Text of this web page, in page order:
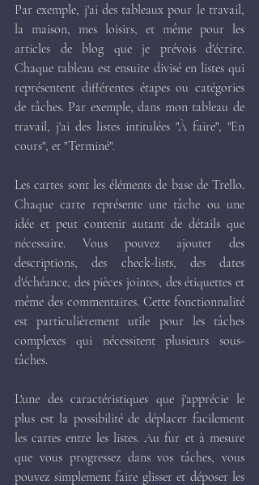
Par exemple, j'ai des tableaux pour le travail,
la maison, mes loisirs, et même pour les
articles de blog que je prévois d'écrire.
Chaque tableau est ensuite divisé en listes qui
représentent différentes étapes ou catégories
de tâches. Par exemple, dans mon tableau de
travail, j'ai des listes intitulées "À faire", "En
cours", et "Terminé".
Les cartes sont les éléments de base de Trello.
Chaque carte représente une tâche ou une
idée et peut contenir autant de détails que
nécessaire. Vous pouvez ajouter des
descriptions, des check-lists, des dates
d'échéance, des pièces jointes, des étiquettes et
même des commentaires. Cette fonctionnalité
est particulièrement utile pour les tâches
complexes qui nécessitent plusieurs sous-
tâches.
L'une des caractéristiques que j'apprécie le
plus est la possibilité de déplacer facilement
les cartes entre les listes. Au fur et à mesure
que vous progressez dans vos tâches, vous
pouvez simplement faire glisser et déposer les